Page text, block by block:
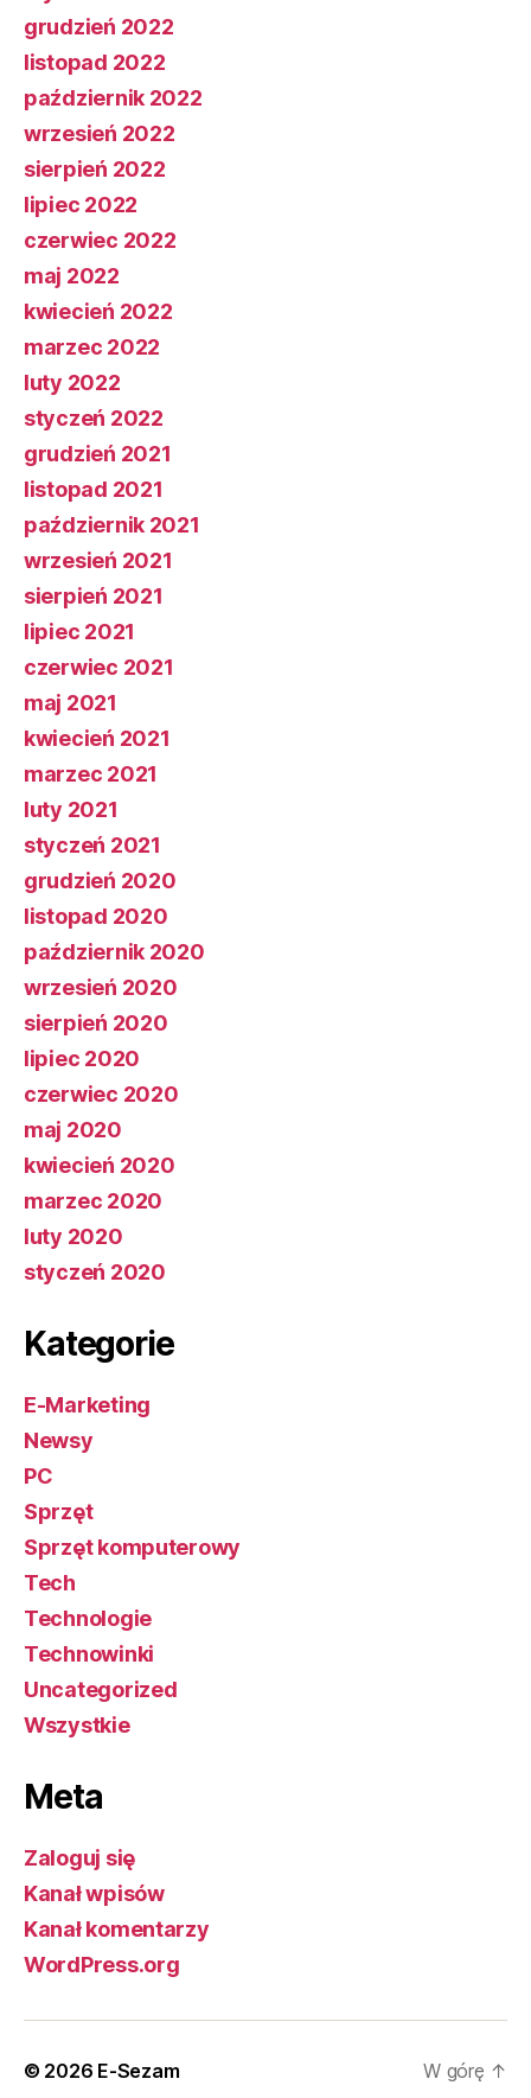
grudzień 2022
listopad 2022
październik 2022
wrzesień 2022
sierpień 2022
lipiec 2022
czerwiec 2022
maj 2022
kwiecień 2022
marzec 2022
luty 2022
styczeń 2022
grudzień 2021
listopad 2021
październik 2021
wrzesień 2021
sierpień 2021
lipiec 2021
czerwiec 2021
maj 2021
kwiecień 2021
marzec 2021
luty 2021
styczeń 2021
grudzień 2020
listopad 2020
październik 2020
wrzesień 2020
sierpień 2020
lipiec 2020
czerwiec 2020
maj 2020
kwiecień 2020
marzec 2020
luty 2020
styczeń 2020
Kategorie
E-Marketing
Newsy
PC
Sprzęt
Sprzęt komputerowy
Tech
Technologie
Technowinki
Uncategorized
Wszystkie
Meta
Zaloguj się
Kanał wpisów
Kanał komentarzy
WordPress.org
© 2026 E-Sezam W górę ↑